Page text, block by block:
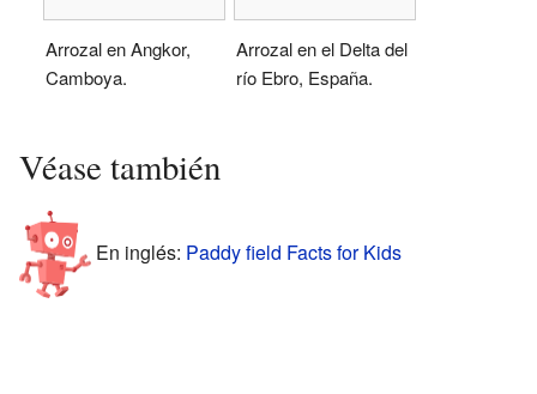
Arrozal en Angkor,
Camboya.
Arrozal en el Delta del
río Ebro, España.
Véase también
En inglés: Paddy field Facts for Kids